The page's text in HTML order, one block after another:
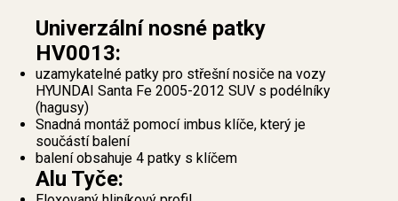
Univerzální nosné patky
HV0013:
uzamykatelné patky pro střešní nosiče na vozy
HYUNDAI Santa Fe 2005-2012 SUV s podélníky
(hagusy)
Snadná montáž pomocí imbus klíče, který je
součástí balení
balení obsahuje 4 patky s klíčem
Alu Tyče: